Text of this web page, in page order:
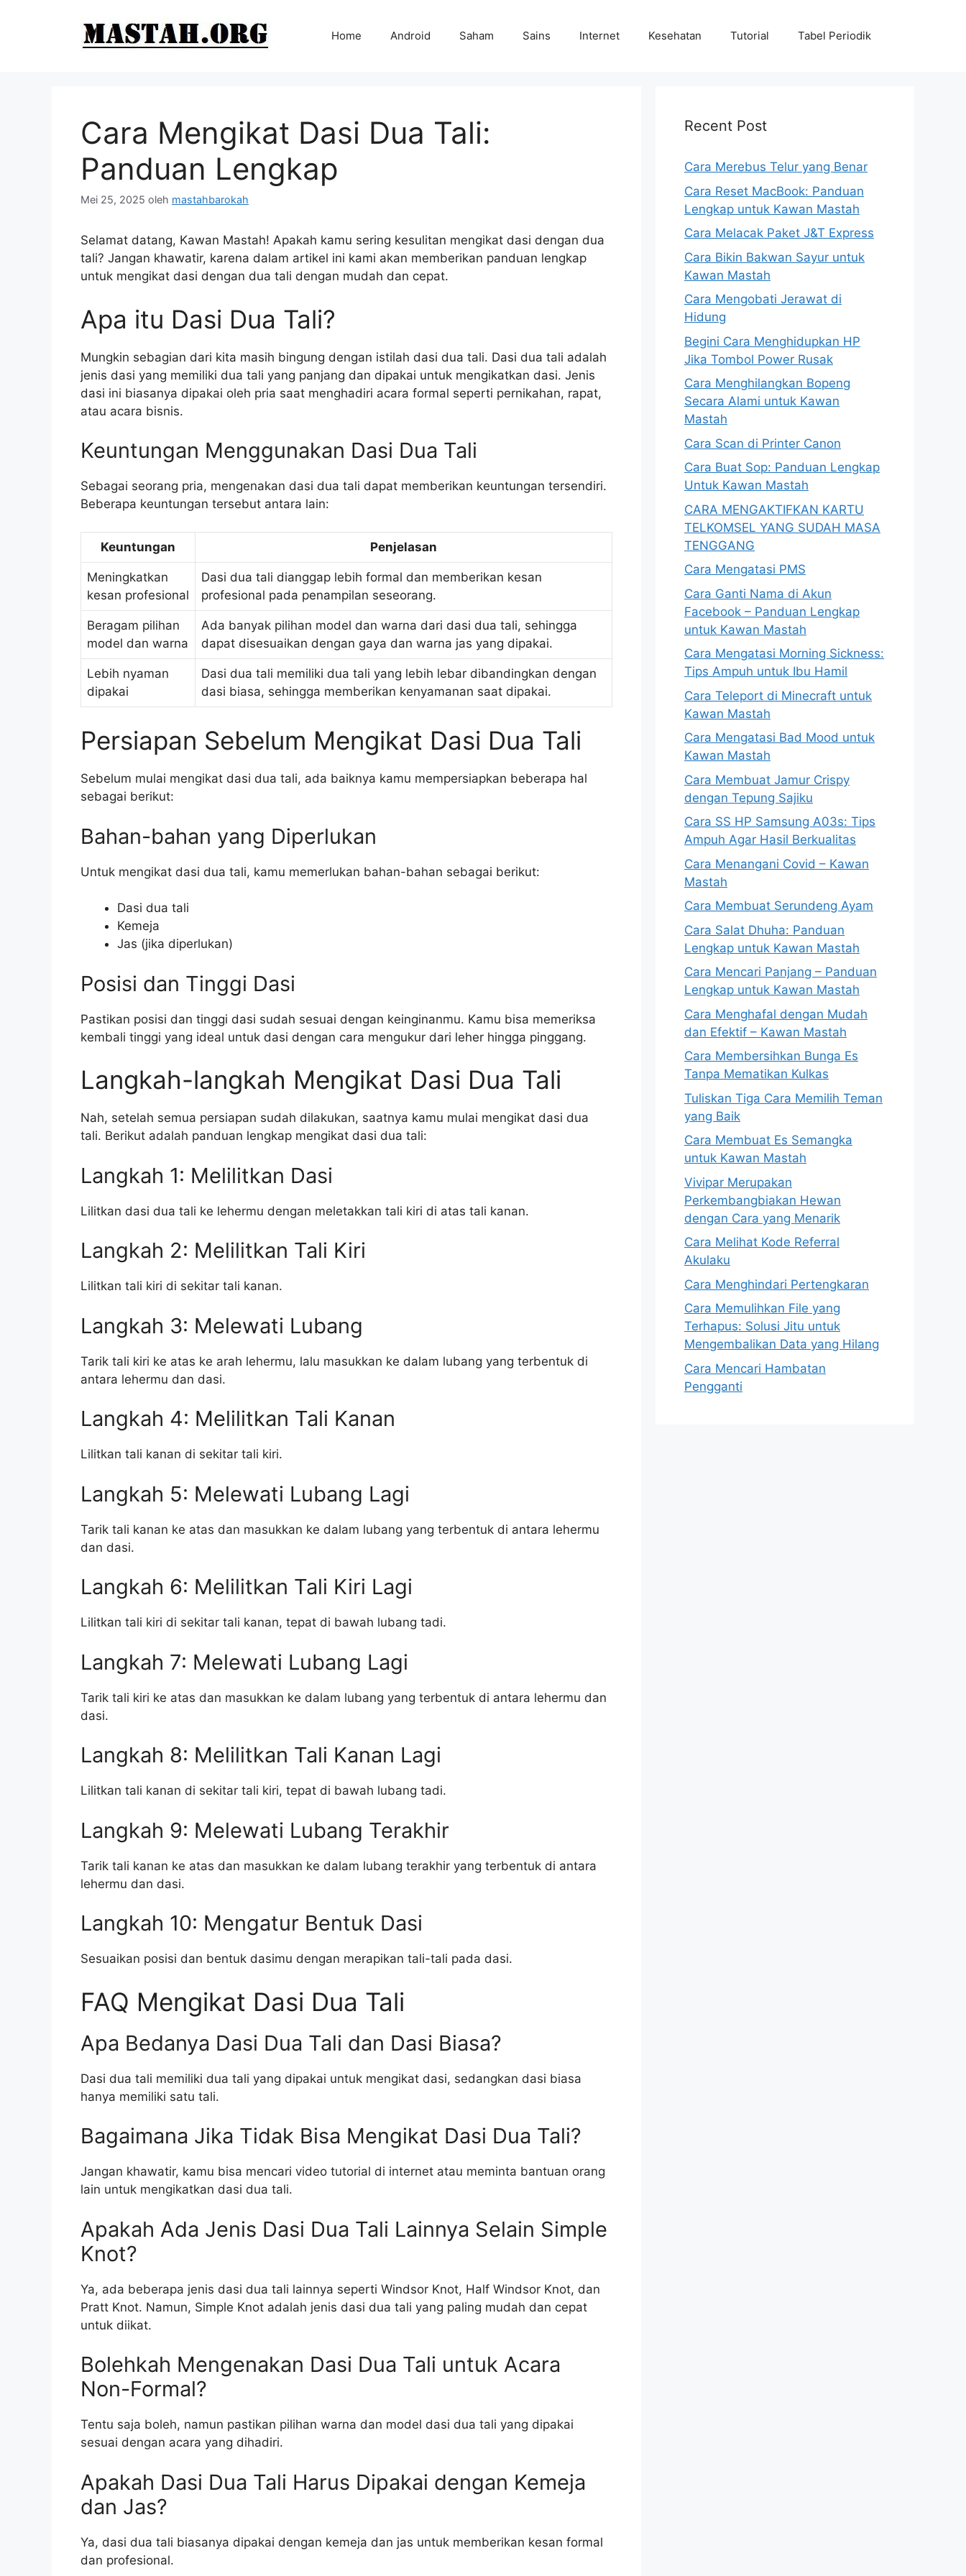
Home Android Saham Sains Internet Kesehatan Tutorial Tabel Periodik
Cara Mengikat Dasi Dua Tali:
Panduan Lengkap
Mei 25, 2025 oleh mastahbarokah
Selamat datang, Kawan Mastah! Apakah kamu sering kesulitan mengikat dasi dengan dua
tali? Jangan khawatir, karena dalam artikel ini kami akan memberikan panduan lengkap
untuk mengikat dasi dengan dua tali dengan mudah dan cepat.
Apa itu Dasi Dua Tali?
Mungkin sebagian dari kita masih bingung dengan istilah dasi dua tali. Dasi dua tali adalah
jenis dasi yang memiliki dua tali yang panjang dan dipakai untuk mengikatkan dasi. Jenis
dasi ini biasanya dipakai oleh pria saat menghadiri acara formal seperti pernikahan, rapat,
atau acara bisnis.
Keuntungan Menggunakan Dasi Dua Tali
Sebagai seorang pria, mengenakan dasi dua tali dapat memberikan keuntungan tersendiri.
Beberapa keuntungan tersebut antara lain:
Keuntungan Penjelasan
Meningkatkan
kesan profesional
Dasi dua tali dianggap lebih formal dan memberikan kesan
profesional pada penampilan seseorang.
Beragam pilihan
model dan warna
Ada banyak pilihan model dan warna dari dasi dua tali, sehingga
dapat disesuaikan dengan gaya dan warna jas yang dipakai.
Lebih nyaman
dipakai
Dasi dua tali memiliki dua tali yang lebih lebar dibandingkan dengan
dasi biasa, sehingga memberikan kenyamanan saat dipakai.
Persiapan Sebelum Mengikat Dasi Dua Tali
Sebelum mulai mengikat dasi dua tali, ada baiknya kamu mempersiapkan beberapa hal
sebagai berikut:
Bahan-bahan yang Diperlukan
Untuk mengikat dasi dua tali, kamu memerlukan bahan-bahan sebagai berikut:
Dasi dua tali
Kemeja
Jas (jika diperlukan)
Posisi dan Tinggi Dasi
Pastikan posisi dan tinggi dasi sudah sesuai dengan keinginanmu. Kamu bisa memeriksa
kembali tinggi yang ideal untuk dasi dengan cara mengukur dari leher hingga pinggang.
Langkah-langkah Mengikat Dasi Dua Tali
Nah, setelah semua persiapan sudah dilakukan, saatnya kamu mulai mengikat dasi dua
tali. Berikut adalah panduan lengkap mengikat dasi dua tali:
Langkah 1: Melilitkan Dasi
Lilitkan dasi dua tali ke lehermu dengan meletakkan tali kiri di atas tali kanan.
Langkah 2: Melilitkan Tali Kiri
Lilitkan tali kiri di sekitar tali kanan.
Langkah 3: Melewati Lubang
Tarik tali kiri ke atas ke arah lehermu, lalu masukkan ke dalam lubang yang terbentuk di
antara lehermu dan dasi.
Langkah 4: Melilitkan Tali Kanan
Lilitkan tali kanan di sekitar tali kiri.
Langkah 5: Melewati Lubang Lagi
Tarik tali kanan ke atas dan masukkan ke dalam lubang yang terbentuk di antara lehermu
dan dasi.
Langkah 6: Melilitkan Tali Kiri Lagi
Lilitkan tali kiri di sekitar tali kanan, tepat di bawah lubang tadi.
Langkah 7: Melewati Lubang Lagi
Tarik tali kiri ke atas dan masukkan ke dalam lubang yang terbentuk di antara lehermu dan
dasi.
Langkah 8: Melilitkan Tali Kanan Lagi
Lilitkan tali kanan di sekitar tali kiri, tepat di bawah lubang tadi.
Langkah 9: Melewati Lubang Terakhir
Tarik tali kanan ke atas dan masukkan ke dalam lubang terakhir yang terbentuk di antara
lehermu dan dasi.
Langkah 10: Mengatur Bentuk Dasi
Sesuaikan posisi dan bentuk dasimu dengan merapikan tali-tali pada dasi.
FAQ Mengikat Dasi Dua Tali
Apa Bedanya Dasi Dua Tali dan Dasi Biasa?
Dasi dua tali memiliki dua tali yang dipakai untuk mengikat dasi, sedangkan dasi biasa
hanya memiliki satu tali.
Bagaimana Jika Tidak Bisa Mengikat Dasi Dua Tali?
Jangan khawatir, kamu bisa mencari video tutorial di internet atau meminta bantuan orang
lain untuk mengikatkan dasi dua tali.
Apakah Ada Jenis Dasi Dua Tali Lainnya Selain Simple
Knot?
Ya, ada beberapa jenis dasi dua tali lainnya seperti Windsor Knot, Half Windsor Knot, dan
Pratt Knot. Namun, Simple Knot adalah jenis dasi dua tali yang paling mudah dan cepat
untuk diikat.
Bolehkah Mengenakan Dasi Dua Tali untuk Acara
Non-Formal?
Tentu saja boleh, namun pastikan pilihan warna dan model dasi dua tali yang dipakai
sesuai dengan acara yang dihadiri.
Apakah Dasi Dua Tali Harus Dipakai dengan Kemeja
dan Jas?
Ya, dasi dua tali biasanya dipakai dengan kemeja dan jas untuk memberikan kesan formal
dan profesional.
Recent Post
Cara Merebus Telur yang Benar
Cara Reset MacBook: Panduan
Lengkap untuk Kawan Mastah
Cara Melacak Paket J&T Express
Cara Bikin Bakwan Sayur untuk
Kawan Mastah
Cara Mengobati Jerawat di
Hidung
Begini Cara Menghidupkan HP
Jika Tombol Power Rusak
Cara Menghilangkan Bopeng
Secara Alami untuk Kawan
Mastah
Cara Scan di Printer Canon
Cara Buat Sop: Panduan Lengkap
Untuk Kawan Mastah
CARA MENGAKTIFKAN KARTU
TELKOMSEL YANG SUDAH MASA
TENGGANG
Cara Mengatasi PMS
Cara Ganti Nama di Akun
Facebook – Panduan Lengkap
untuk Kawan Mastah
Cara Mengatasi Morning Sickness:
Tips Ampuh untuk Ibu Hamil
Cara Teleport di Minecraft untuk
Kawan Mastah
Cara Mengatasi Bad Mood untuk
Kawan Mastah
Cara Membuat Jamur Crispy
dengan Tepung Sajiku
Cara SS HP Samsung A03s: Tips
Ampuh Agar Hasil Berkualitas
Cara Menangani Covid – Kawan
Mastah
Cara Membuat Serundeng Ayam
Cara Salat Dhuha: Panduan
Lengkap untuk Kawan Mastah
Cara Mencari Panjang – Panduan
Lengkap untuk Kawan Mastah
Cara Menghafal dengan Mudah
dan Efektif – Kawan Mastah
Cara Membersihkan Bunga Es
Tanpa Mematikan Kulkas
Tuliskan Tiga Cara Memilih Teman
yang Baik
Cara Membuat Es Semangka
untuk Kawan Mastah
Vivipar Merupakan
Perkembangbiakan Hewan
dengan Cara yang Menarik
Cara Melihat Kode Referral
Akulaku
Cara Menghindari Pertengkaran
Cara Memulihkan File yang
Terhapus: Solusi Jitu untuk
Mengembalikan Data yang Hilang
Cara Mencari Hambatan
Pengganti